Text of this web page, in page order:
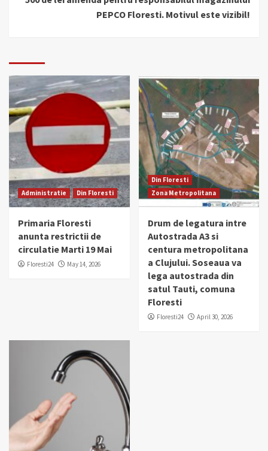
PEPCO Floresti. Motivul este vizibil!
Administratie Din Floresti
Primaria Floresti
anunta restrictii de
circulatie Marti 19 Mai
Floresti24 May 14, 2026
Din Floresti
Zona Metropolitana
Drum de legatura intre
Autostrada A3 si
centura metropolitana
a Clujului. Soseaua va
lega autostrada din
satul Tauti, comuna
Floresti
Floresti24 April 30, 2026